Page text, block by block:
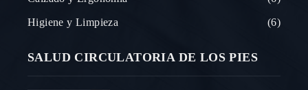
Higiene y Limpieza 6
SALUD CIRCULATORIA DE LOS PIES